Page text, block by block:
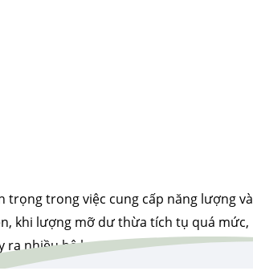
trong việc cung cấp năng lượng và
khi lượng mỡ dư thừa tích tụ quá mức,
ra nhiều hệ lụy nghiêm trọng đối với sức